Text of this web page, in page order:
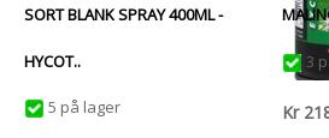
SORT BLANK SPRAY 400ML -
HYCOT..
5 på lager
3
Kr